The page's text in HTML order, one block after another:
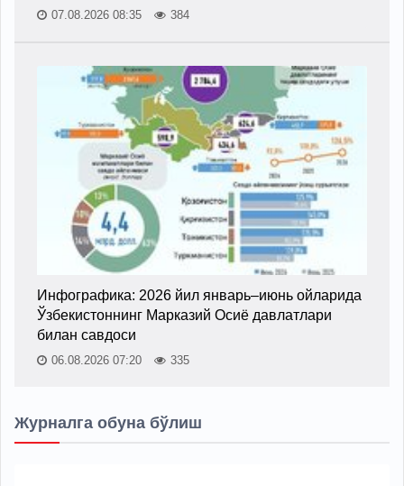
07.08.2026 08:35 384
Инфографика: 2026 йил январь–июнь ойларида
Ўзбекистоннинг Марказий Осиё давлатлари
билан савдоси
06.08.2026 07:20 335
Журналга обуна бўлиш